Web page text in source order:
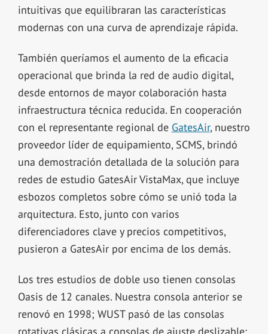
intuitivas que equilibraran las características
modernas con una curva de aprendizaje rápida.
También queríamos el aumento de la eficacia
operacional que brinda la red de audio digital,
desde entornos de mayor colaboración hasta
infraestructura técnica reducida. En cooperación
con el representante regional de GatesAir, nuestro
proveedor líder de equipamiento, SCMS, brindó
una demostración detallada de la solución para
redes de estudio GatesAir VistaMax, que incluye
esbozos completos sobre cómo se unió toda la
arquitectura. Esto, junto con varios
diferenciadores clave y precios competitivos,
pusieron a GatesAir por encima de los demás.
Los tres estudios de doble uso tienen consolas
Oasis de 12 canales. Nuestra consola anterior se
renovó en 1998; WUST pasó de las consolas
rotativas clásicas a consolas de ajuste deslizable: